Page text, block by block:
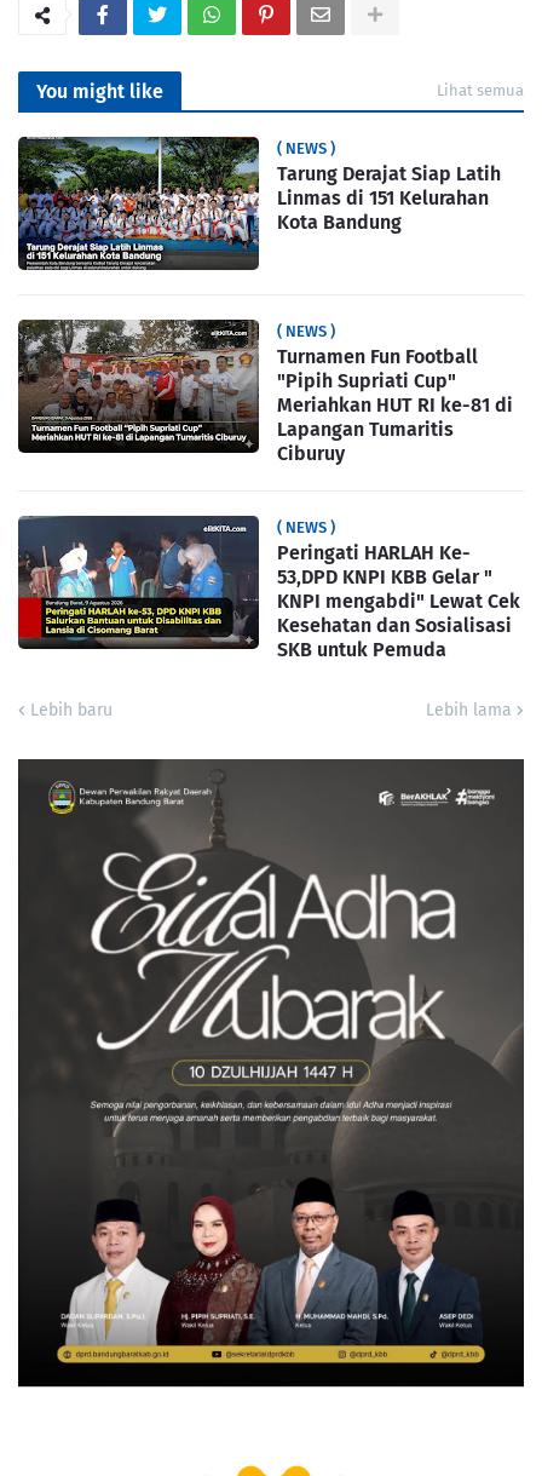
You might like Lihat semua
( NEWS )
Tarung Derajat Siap Latih
Linmas di 151 Kelurahan
Kota Bandung
( NEWS )
Turnamen Fun Football
"Pipih Supriati Cup"
Meriahkan HUT RI ke-81 di
Lapangan Tumaritis
Ciburuy
( NEWS )
Peringati HARLAH Ke-
53,DPD KNPI KBB Gelar "
KNPI mengabdi" Lewat Cek
Kesehatan dan Sosialisasi
SKB untuk Pemuda
Lebih baru Lebih lama